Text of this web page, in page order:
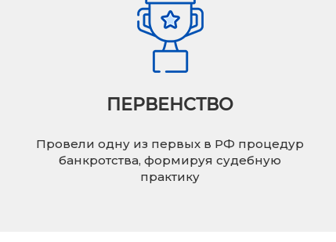
ПЕРВЕНСТВО
Провели одну из первых в РФ процедур
банкротства, формируя судебную
практику